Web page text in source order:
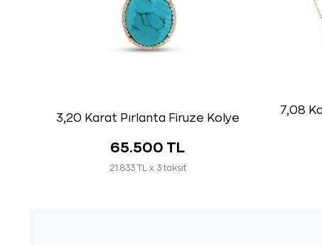
3,20 Karat Pırlanta Firuze Kolye
65.500 TL
21.833 TL x 3 taksit
7,08